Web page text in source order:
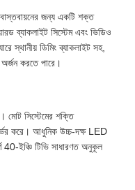
বাস্তবায়নের জন্য একটি শক্ত
ব্যাকলাইট সিস্টেম এবং ভিডিও
স্থানীয় ডিমিং ব্যাকলাইট সহ,
করতে পারে।
মোট সিস্টেমের শক্তি
করে। আধুনিক উচ্চ-দক্ষ LED
40-ইঞ্চি টিভি সাধারণত অনুকূল